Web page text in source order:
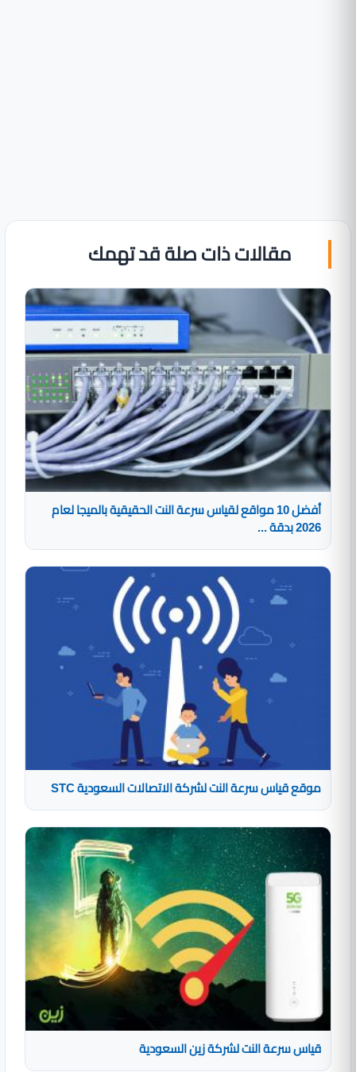
مقالات ذات صلة قد تهمك
أفضل 10 مواقع لقياس سرعة النت الحقيقية بالميجا لعام
2026 بدقة ...
موقع قياس سرعة النت لشركة الاتصالات السعودية STC
قياس سرعة النت لشركة زين السعودية